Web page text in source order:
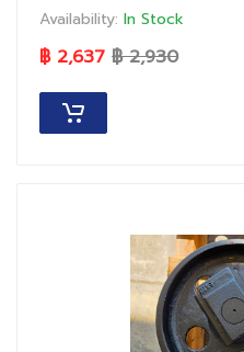
Availability: In Stock
฿ 2,637 ฿ 2,930